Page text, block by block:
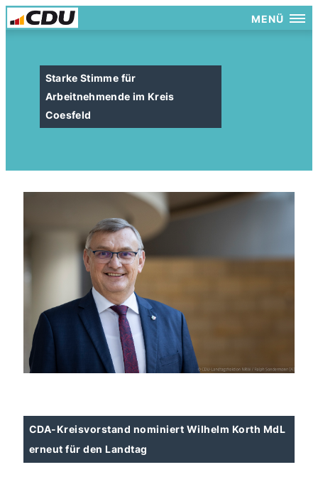
MENÜ
Starke Stimme für
Arbeitnehmende im Kreis
Coesfeld
CDA-Kreisvorstand nominiert Wilhelm Korth MdL
erneut für den Landtag